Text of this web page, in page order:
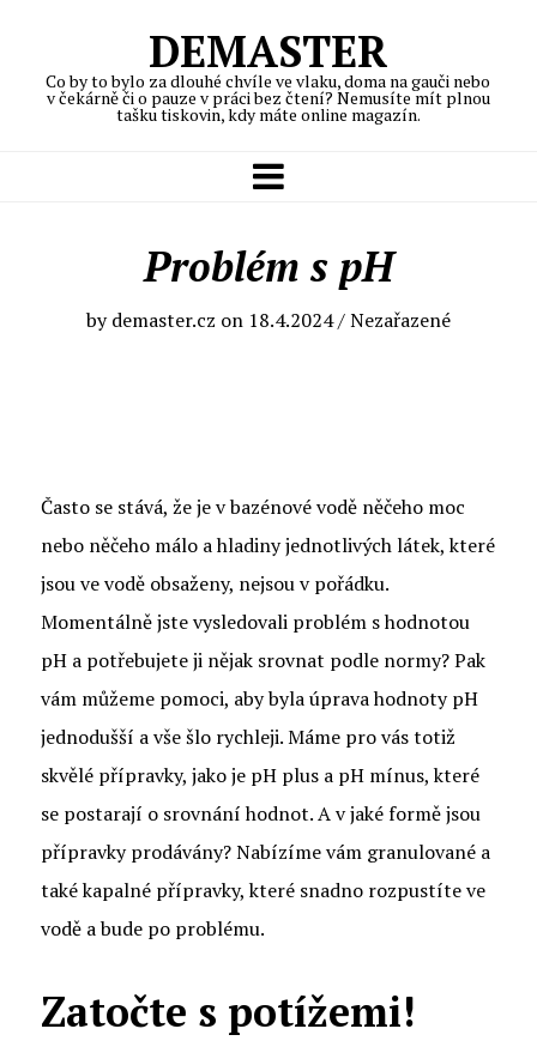
DEMASTER
Co by to bylo za dlouhé chvíle ve vlaku, doma na gauči nebo
v čekárně či o pauze v práci bez čtení? Nemusíte mít plnou
tašku tiskovin, kdy máte online magazín.
Problém s pH
bydemaster.cz on 18.4.2024/ Nezařazené
Často se stává, že je v bazénové vodě něčeho moc
nebo něčeho málo a hladiny jednotlivých látek, které
jsou ve vodě obsaženy, nejsou v pořádku.
Momentálně jste vysledovali problém s hodnotou
pH a potřebujete ji nějak srovnat podle normy? Pak
vám můžeme pomoci, aby bylaúprava hodnoty pH
jednodušší a vše šlo rychleji. Máme pro vás totiž
skvělé přípravky, jako je pH plus a pH mínus, které
se postarají o srovnání hodnot. A v jaké formě jsou
přípravky prodávány? Nabízíme vám granulované a
také kapalné přípravky, které snadno rozpustíte ve
vodě a bude po problému.
Zatočte s potížemi!